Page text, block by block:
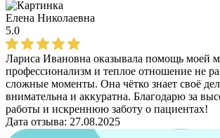
Елена Николаевна
5.0
Лариса Ивановна оказывала помощь моей
профессионализм и теплое отношение не
сложные моменты. Она чётко знает своё
внимательна и аккуратна. Благодарю за
работы и искреннюю заботу о пациентах!
Дата отзыва: 27.08.2025